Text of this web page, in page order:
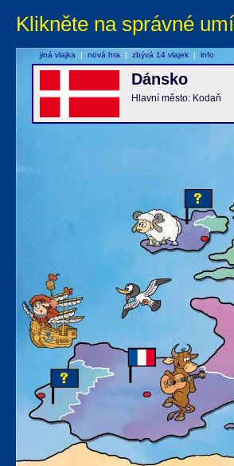
Klikněte na správné
Dánsko
Hlavní město: Kodaň
jiná vlajka | nová hra | zbývá 14 vlajek | info